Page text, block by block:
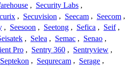
, Security Labs ,
, Secuvision , Seecam , Seecom ,
, Seesoon , Seetong , Sefica , Seif ,
, Selea , Semac , Senao ,
Pro , Sentry 360 , Sentryview ,
Septekon , Sequrecam , Serage ,